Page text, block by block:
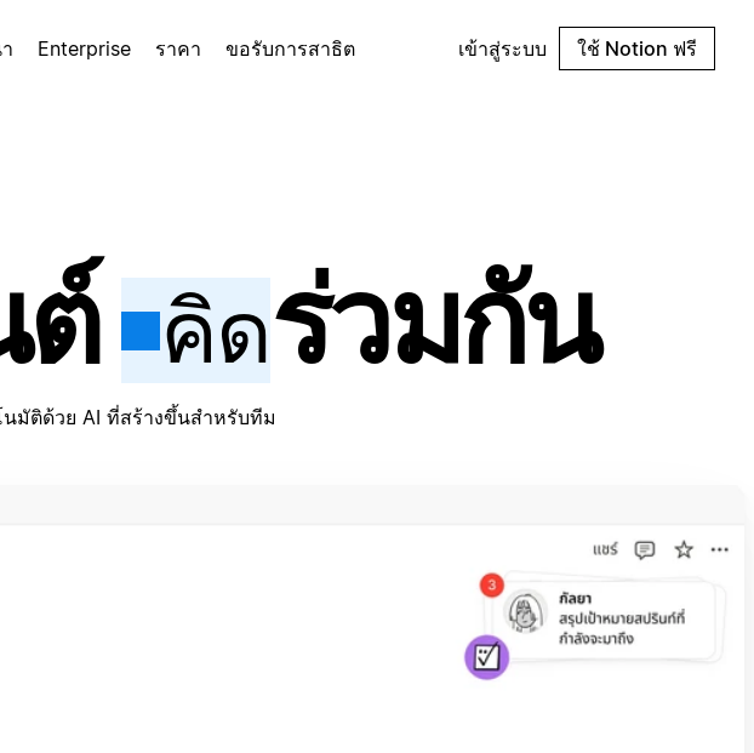
Enterprise ราคา ขอรับการสาธิต เข้าสู่ระบบ ใช้ Notion ฟรี
ต์ คิดร่วมกัน
มัติด้วย AI ที่สร้างขึ้นสำหรับทีม